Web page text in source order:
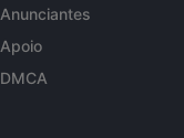
Anunciantes
Apoio
DMCA